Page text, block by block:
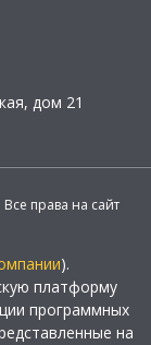
дом 21
права на сайт
).
платформу
программных
на